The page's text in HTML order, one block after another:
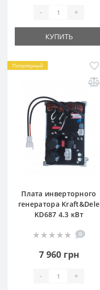
- +
КУПИТЬ
Популярный
Плата инверторного
генератора Kraft&Dele
KD687 4.3 кВт
0
7 960 грн
- +